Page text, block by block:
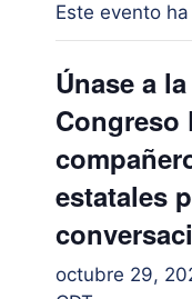
Este evento
Únase a
Congreso
estatales
octubre 29,